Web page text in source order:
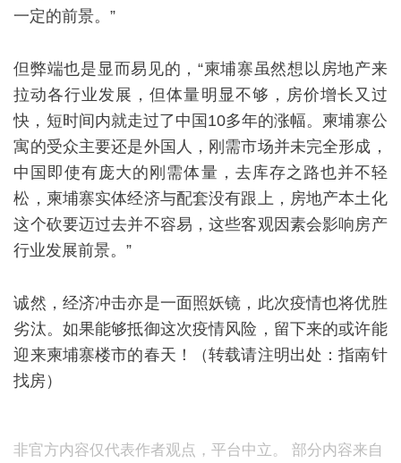
一定的前景。”
但弊端也是显而易见的，“柬埔寨虽然想以房地产来
拉动各行业发展，但体量明显不够，房价增长又过
快，短时间内就走过了中国10多年的涨幅。柬埔寨公
寓的受众主要还是外国人，刚需市场并未完全形成，
中国即使有庞大的刚需体量，去库存之路也并不轻
松，柬埔寨实体经济与配套没有跟上，房地产本土化
这个砍要迈过去并不容易，这些客观因素会影响房产
行业发展前景。”
诚然，经济冲击亦是一面照妖镜，此次疫情也将优胜
劣汰。如果能够抵御这次疫情风险，留下来的或许能
迎来柬埔寨楼市的春天！（转载请注明出处：指南针
找房）
非官方内容仅代表作者观点，平台中立。 部分内容来自